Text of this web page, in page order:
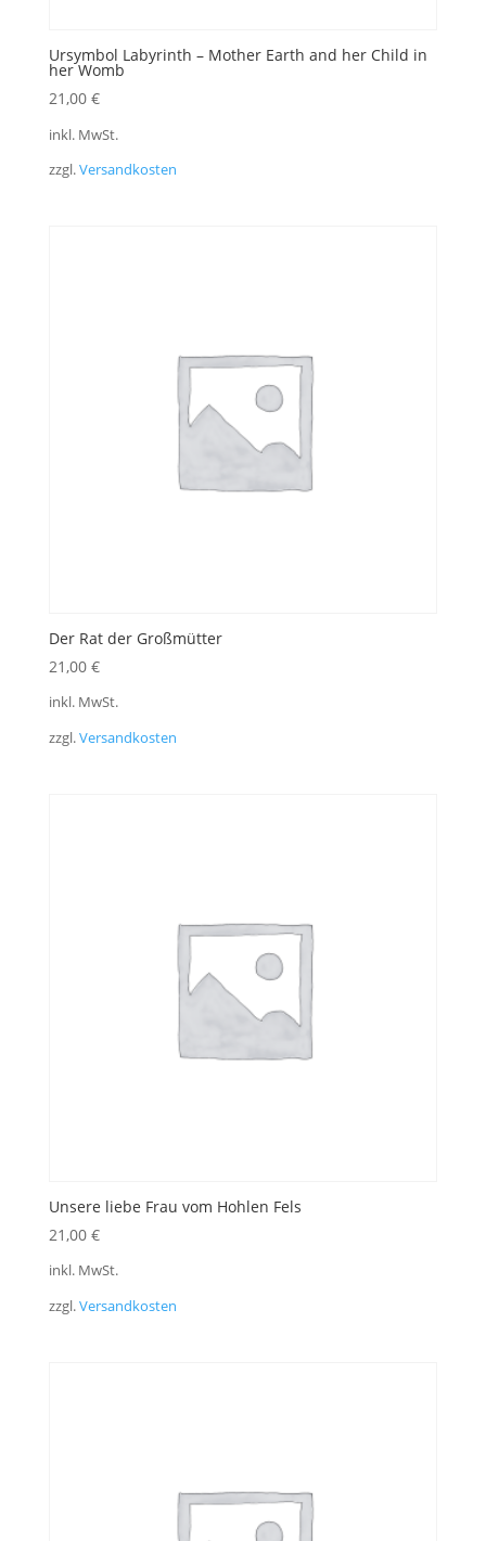
Ursymbol Labyrinth – Mother Earth and her Child in
her Womb
21,00 €
inkl. MwSt.
zzgl.Versandkosten
Der Rat der Großmütter
21,00 €
inkl. MwSt.
zzgl.Versandkosten
Unsere liebe Frau vom Hohlen Fels
21,00 €
inkl. MwSt.
zzgl.Versandkosten